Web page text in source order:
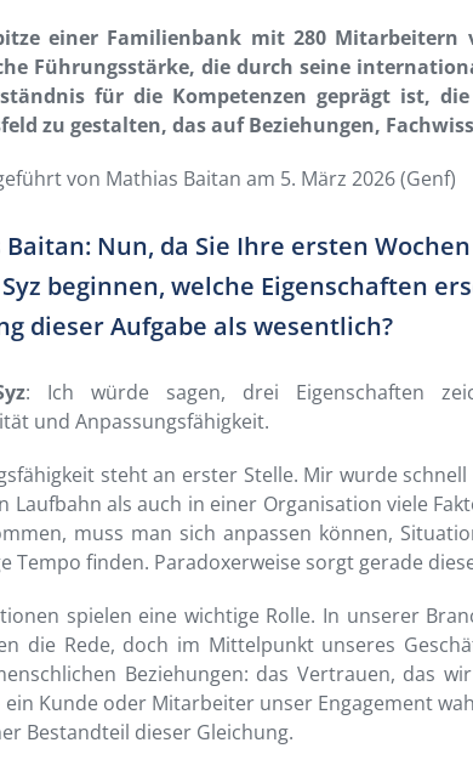
einer Familienbank mit 280 Mitarbeitern
Führungsstärke, die durch seine
für die Kompetenzen geprägt ist,
zu gestalten, das auf Beziehungen,
von Mathias Baitan am 5. März 2026 (Genf)
Nun, da Sie Ihre ersten
beginnen, welche Eigenschaften
dieser Aufgabe als wesentlich?
: Ich würde sagen, drei Eigenschaften
und Anpassungsfähigkeit.
steht an erster Stelle. Mir wurde
Laufbahn als auch in einer Organisation viele
muss man sich anpassen können,
Tempo finden. Paradoxerweise sorgt gerade
spielen eine wichtige Rolle. In unserer
die Rede, doch im Mittelpunkt unseres
Beziehungen: das Vertrauen, das
ein Kunde oder Mitarbeiter unser Engagement
Bestandteil dieser Gleichung.